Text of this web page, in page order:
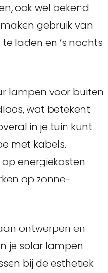
ook wel bekend
gebruik van
laden en ’s nachts
lampen voor buiten
wat betekent
in je tuin kunt
met kabels.
energiekosten
op zonne-
ontwerpen en
je solar lampen
bij de esthetiek